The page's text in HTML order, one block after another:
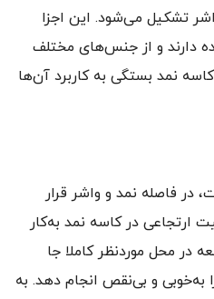
تشکیل می‌شود. این اجزا
دارند و از جنس‌های مختلف
نمد بستگی به کاربرد آن‌ها
در فاصله نمد و واشر قرار
ارتجاعی در کاسه نمد به‌کار
در محل موردنظر کاملا جا
به‌خوبی و بی‌نقص انجام دهد. به